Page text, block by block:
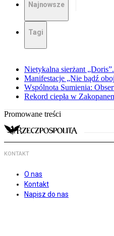
Najnowsze
Tagi
Nietykalna sierżant
Manifestacje „Nie bądź
Wspólnota Sumienia:
Rekord ciepła w
Promowane treści
KONTAKT
O nas
Kontakt
Napisz do nas